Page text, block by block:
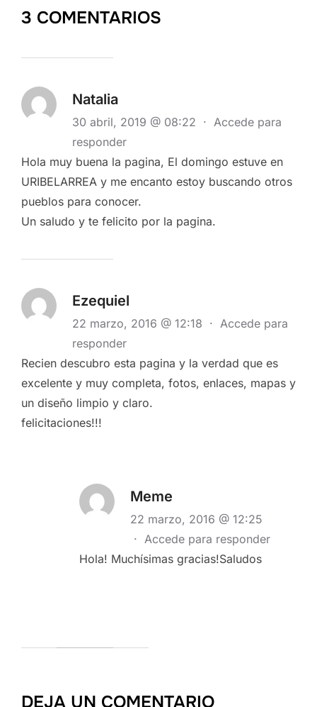
3 COMENTARIOS
Natalia
30 abril, 2019 @ 08:22 · Accede para
responder
Hola muy buena la pagina, El domingo estuve en
URIBELARREA y me encanto estoy buscando otros
pueblos para conocer.
Un saludo y te felicito por la pagina.
Ezequiel
22 marzo, 2016 @ 12:18 · Accede para
responder
Recien descubro esta pagina y la verdad que es
excelente y muy completa, fotos, enlaces, mapas y
un diseño limpio y claro.
felicitaciones!!!
Meme
22 marzo, 2016 @ 12:25
· Accede para responder
Hola! Muchísimas gracias!Saludos
DEJA UN COMENTARIO